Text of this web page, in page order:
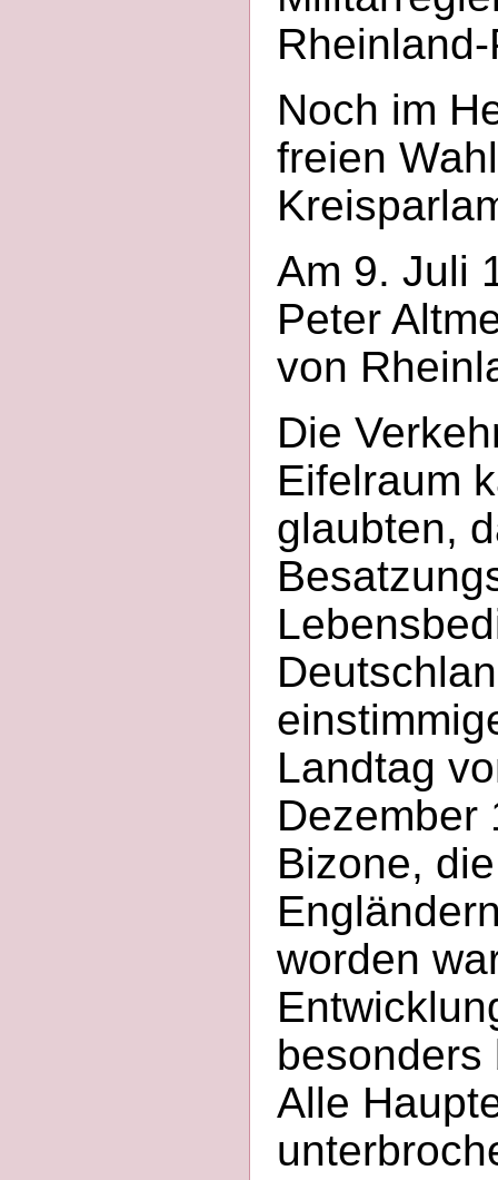
Noch im
freien
Am 9. Juli
Peter
von
Die
Eifelraum
glaubten,
Landtag
Dezember
Bizone,
worden
besonders
Alle